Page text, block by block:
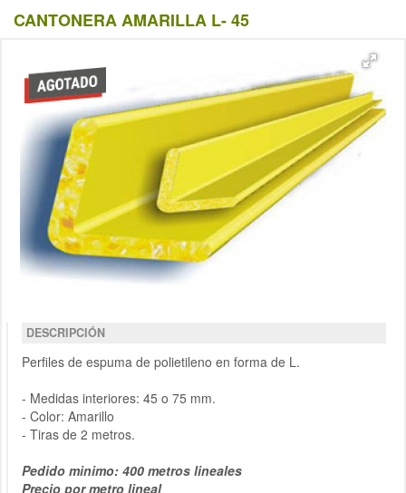
CANTONERA AMARILLA L- 45
DESCRIPCIÓN
Perfiles de espuma de polietileno en forma de L.
- Medidas interiores: 45 o 75 mm.
- Color: Amarillo
- Tiras de 2 metros.
Pedido minimo: 400 metros lineales
Precio por metro lineal